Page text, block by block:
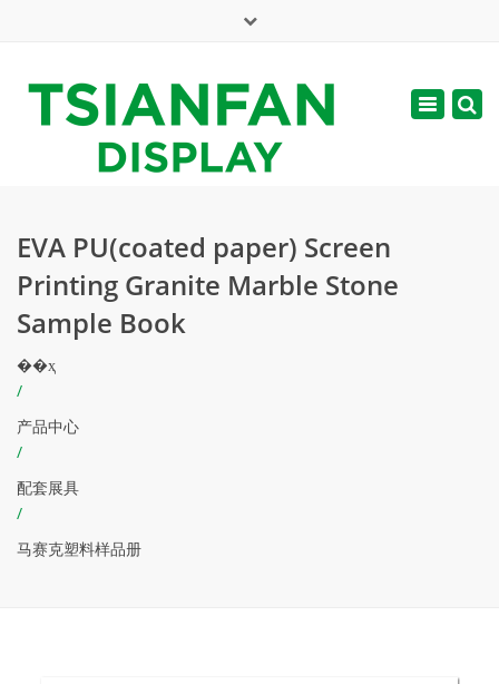
周一 - 周六: 7:00 - 17:00
Toggle
EVA PU(coated paper) Screen
Printing Granite Marble Stone
Sample Book
��ҳ
/
产品中心
/
配套展具
/
马赛克塑料样品册